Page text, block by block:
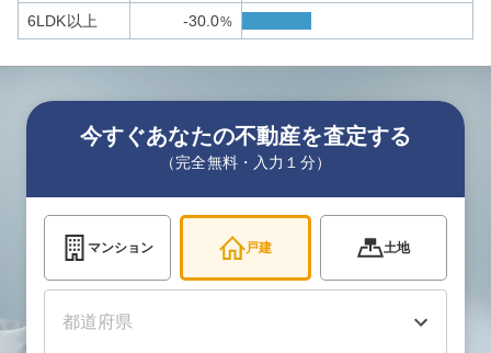
6LDK以上 -30.0%
今すぐあなたの不動産を査定する
（完全無料・入力１分）
マンション 戸建 土地